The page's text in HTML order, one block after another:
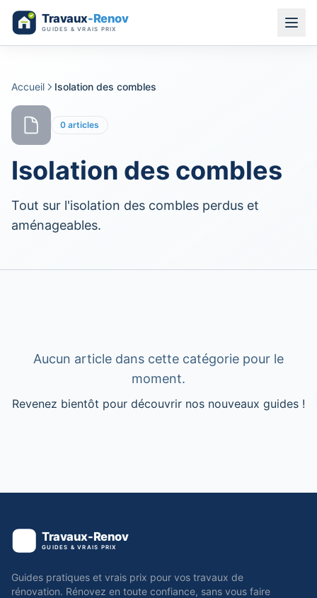
Aller au contenu
Accueil Isolation des combles
0 articles
Isolation des combles
Tout sur l'isolation des combles perdus et
aménageables.
Aucun article dans cette catégorie pour le
moment.
Revenez bientôt pour découvrir nos nouveaux guides !
Guides pratiques et vrais prix pour vos travaux de
rénovation. Rénovez en toute confiance, sans vous faire